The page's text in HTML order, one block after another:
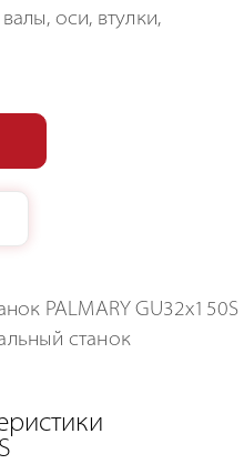
оси, втулки,